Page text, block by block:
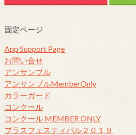
固定ページ
App Support Page
お問い合せ
アンサンブル
アンサンブルMemberOnly
カラーガード
コンクール
コンクール MEMBER ONLY
ブラスフェスティバル２０１９